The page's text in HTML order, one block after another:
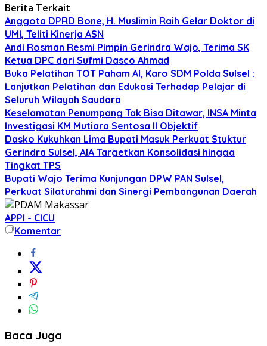
Berita Terkait
Anggota DPRD Bone, H. Muslimin Raih Gelar Doktor di
UMI, Teliti Kinerja ASN
Andi Rosman Resmi Pimpin Gerindra Wajo, Terima SK
Ketua DPC dari Sufmi Dasco Ahmad
Buka Pelatihan TOT Paham AI, Karo SDM Polda Sulsel :
Lanjutkan Pelatihan dan Edukasi Terhadap Pelajar di
Seluruh Wilayah Saudara
Keselamatan Penumpang Tak Bisa Ditawar, INSA Minta
Investigasi KM Mutiara Sentosa II Objektif
Dasko Kukuhkan Lima Bupati Masuk Perkuat Stuktur
Gerindra Sulsel, AIA Targetkan Konsolidasi hingga
Tingkat TPS
Bupati Wajo Terima Kunjungan DPW PAN Sulsel,
Perkuat Silaturahmi dan Sinergi Pembangunan Daerah
APPI - CICU
Komentar
Baca Juga